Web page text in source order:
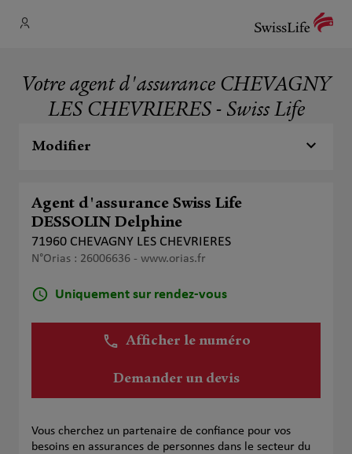
Votre agent d'assurance CHEVAGNY
LES CHEVRIERES - Swiss Life
Modifier
Agent d'assurance Swiss Life
DESSOLIN Delphine
71960 CHEVAGNY LES CHEVRIERES
N°Orias : 26006636 - www.orias.fr
Uniquement sur rendez-vous
Afficher le numéro
Demander un devis
Vous cherchez un partenaire de confiance pour vos
besoins en assurances de personnes dans le secteur du